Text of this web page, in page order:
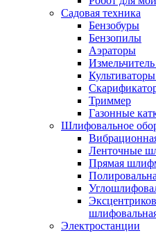
Садовая техника
Бензобуры
Бензопилы
Аэраторы
Триммер
Газонные
Шлифовальное
Ленточные
Прямая
Электростанции